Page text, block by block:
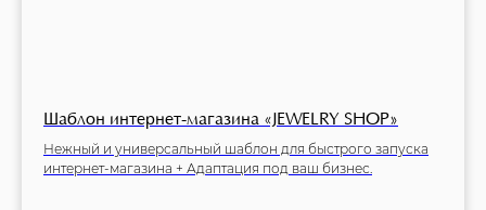
Шаблон интернет-магазина «JEWELRY SHOP»
Нежный и универсальный шаблон для быстрого запуска
интернет-магазина + Адаптация под ваш бизнес.